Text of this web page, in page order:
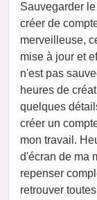
Sauvegarder
créer de
merveilleuse,
mise à jour et
n'est pas
heures de
quelques
créer un
mon travail.
d'écran de ma
repenser
retrouver